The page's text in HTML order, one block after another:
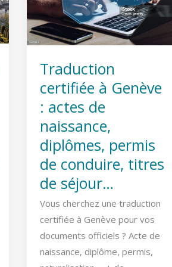
Traduction
certifiée à Genève
: actes de
naissance,
diplômes, permis
de conduire, titres
de séjour…
Vous cherchez une traduction
certifiée à Genève pour vos
documents officiels ? Acte de
naissance, diplôme, permis,
Genève
:
actes
naissance,
diplômes,
permis
de
conduire,
titres
de
séjour…